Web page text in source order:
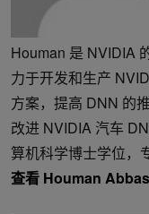
Houman 是 NVIDIA
力于开发和生产
方案，提高 DNN 的
改进 NVIDIA 汽车
算机科学博士学位，
查看 Houman